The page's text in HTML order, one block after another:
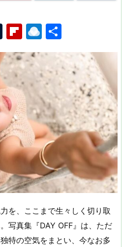
T
u
m
bl
r
Fl
ip
b
o
ar
d
R
ai
n
dr
o
p.
io
を、ここまで生々しく切り取
写真集『DAY OFF』は、ただ
特の空気をまとい、今なお多